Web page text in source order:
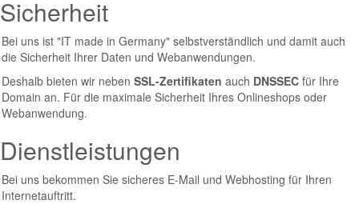
Sicherheit
Bei uns ist "IT made in Germany" selbstverständlich und damit auch
die Sicherheit Ihrer Daten und Webanwendungen.
Deshalb bieten wir neben SSL-Zertifikaten auch DNSSEC für Ihre
Domain an. Für die maximale Sicherheit Ihres Onlineshops oder
Webanwendung.
Dienstleistungen
Bei uns bekommen Sie sicheres E-Mail und Webhosting für Ihren
Internetauftritt.